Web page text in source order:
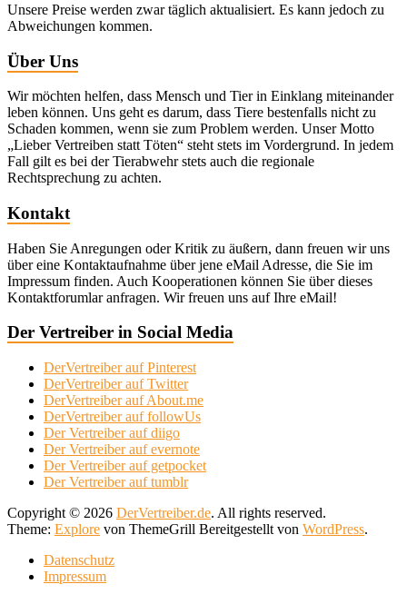
Unsere Preise werden zwar täglich aktualisiert. Es kann jedoch zu
Abweichungen kommen.
Über Uns
Wir möchten helfen, dass Mensch und Tier in Einklang miteinander
leben können. Uns geht es darum, dass Tiere bestenfalls nicht zu
Schaden kommen, wenn sie zum Problem werden. Unser Motto
„Lieber Vertreiben statt Töten“ steht stets im Vordergrund. In jedem
Fall gilt es bei der Tierabwehr stets auch die regionale
Rechtsprechung zu achten.
Kontakt
Haben Sie Anregungen oder Kritik zu äußern, dann freuen wir uns
über eine Kontaktaufnahme über jene eMail Adresse, die Sie im
Impressum finden. Auch Kooperationen können Sie über dieses
Kontaktforumlar anfragen. Wir freuen uns auf Ihre eMail!
Der Vertreiber in Social Media
DerVertreiber auf Pinterest
DerVertreiber auf Twitter
DerVertreiber auf About.me
DerVertreiber auf followUs
Der Vertreiber auf diigo
Der Vertreiber auf evernote
Der Vertreiber auf getpocket
Der Vertreiber auf tumblr
Copyright © 2026 DerVertreiber.de. All rights reserved.
Theme: Explore von ThemeGrill Bereitgestellt von WordPress.
Datenschutz
Impressum